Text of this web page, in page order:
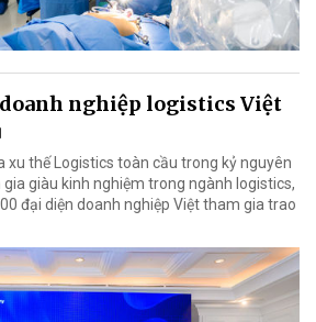
nghiệp logistics Việt
xu thế Logistics toàn cầu trong kỷ nguyên
giàu kinh nghiệm trong ngành logistics,
đại diện doanh nghiệp Việt tham gia trao